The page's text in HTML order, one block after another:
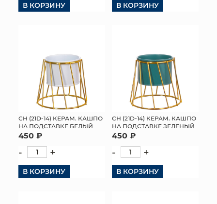
ДОСТАВКА И ОПЛАТА
В КОРЗИНУ В КОРЗИНУ
СН (21D-14) КЕРАМ. КАШПО
НА ПОДСТАВКЕ БЕЛЫЙ
450 ₽
- +
В КОРЗИНУ
СН (21D-14) КЕРАМ. КАШПО
НА ПОДСТАВКЕ ЗЕЛЕНЫЙ
450 ₽
- +
В КОРЗИНУ